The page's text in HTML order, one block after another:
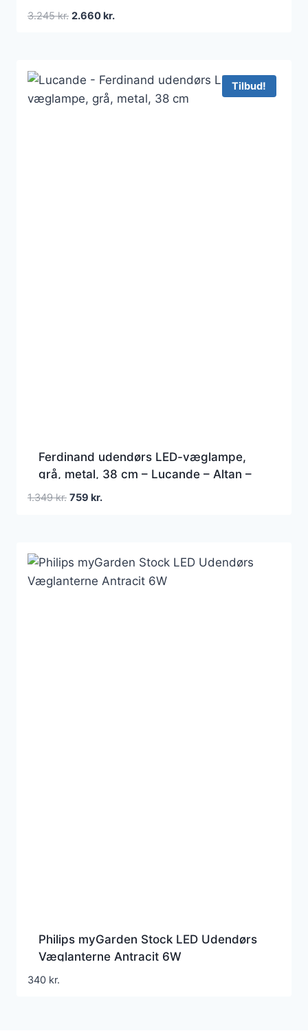
3.245kr. Den
3.245 kr..
2.660kr.Den
2.660 kr..
Tilbud!
Ferdinand udendørs LED-væglampe,
grå, metal, 38 cm – Lucande – Altan –
Moderne – Glas – Med én lyskilde
1.349kr. Den
1.349 kr..
759 kr.Den
759 kr..
Philips myGarden Stock LED Udendørs
Væglanterne Antracit 6W
340 kr.